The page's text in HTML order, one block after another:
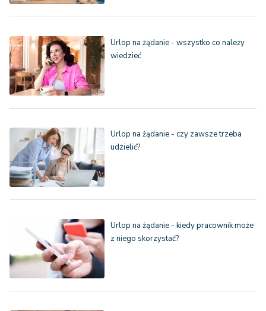
Urlop na żądanie - wszystko co należy
wiedzieć
Urlop na żądanie - czy zawsze trzeba
udzielić?
Urlop na żądanie - kiedy pracownik może
z niego skorzystać?